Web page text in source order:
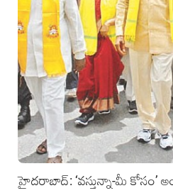
హైదరాబాద్: ‘వస్తున్నా-మీ కోసం’